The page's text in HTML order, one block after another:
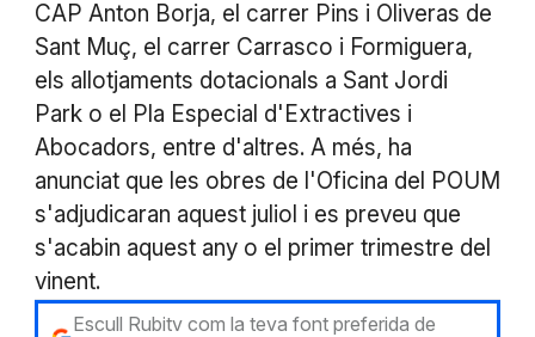
CAP Anton Borja, el carrer Pins i Oliveras de
Sant Muç, el carrer Carrasco i Formiguera,
els allotjaments dotacionals a Sant Jordi
Park o el Pla Especial d'Extractives i
Abocadors, entre d'altres. A més, ha
anunciat que les obres de l'Oficina del POUM
s'adjudicaran aquest juliol i es preveu que
s'acabin aquest any o el primer trimestre del
vinent.
Escull Rubitv com la teva font preferida de